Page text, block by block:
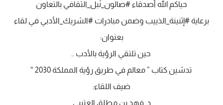
‏حياكم الله أصدقاء ⁧‫#صالون_نُبل_الثقافي‬⁩ بالتعاون
‏برعاية ⁧‫#إثنينة_الذييب‬⁩ وضمن مبادرات ⁧‫#الشريك_الأدبي‬⁩ في لقاء
بعنوان:
‏ حين تلتقي الرؤية بالأدب ..
‏ تدشين كتاب ” معالم في طريق رؤية المملكة 2030 “
‏ضيف اللقاء:
‏د. فهد بن مطلق العتيبي